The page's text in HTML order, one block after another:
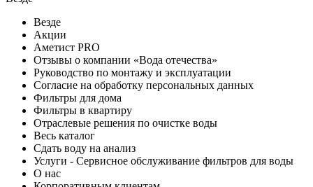
Везде
Акции
Аметист PRO
Отзывы о компании «Вода отечества»
Руководство по монтажу и эксплуатации
Согласие на обработку персональных данных
Фильтры для дома
Фильтры в квартиру
Отраслевые решения по очистке воды
Весь каталог
Сдать воду на анализ
Услуги - Сервисное обслуживание фильтров для воды
О нас